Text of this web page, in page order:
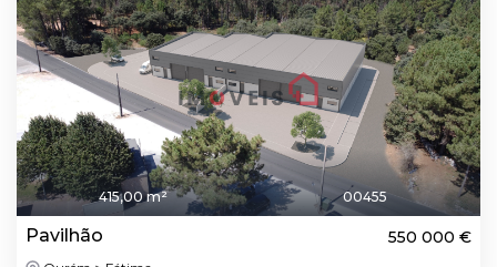
415,00 m² 00455
Pavilhão 550 000 €